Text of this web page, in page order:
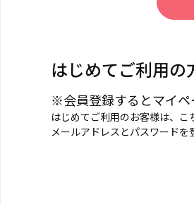
はじめてご利用
※会員登録するとマイペ
はじめてご利用のお客様は、こ
メールアドレスとパスワードを